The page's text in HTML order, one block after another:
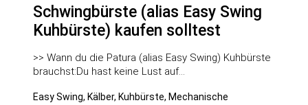
Schwingbürste (alias Easy Swing
Kuhbürste) kaufen solltest
>> Wann du die Patura (alias Easy Swing) Kuhbürste
brauchst:Du hast keine Lust auf…
Easy Swing, Kälber, Kuhbürste, Mechanische